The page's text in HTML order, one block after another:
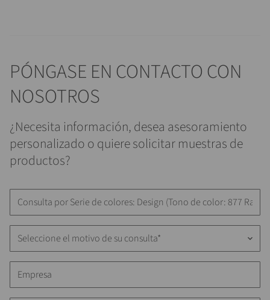
PÓNGASE EN CONTACTO CON
NOSOTROS
¿Necesita información, desea asesoramiento
personalizado o quiere solicitar muestras de
productos?
Seleccione el motivo de su consulta* keyboard_arrow_down